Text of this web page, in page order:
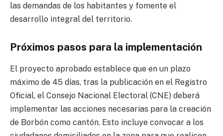
las demandas de los habitantes y fomente el
desarrollo integral del territorio.
Próximos pasos para la implementación
El proyecto aprobado establece que en un plazo
máximo de 45 días, tras la publicación en el Registro
Oficial, el Consejo Nacional Electoral (CNE) deberá
implementar las acciones necesarias para la creación
de Borbón como cantón. Esto incluye convocar a los